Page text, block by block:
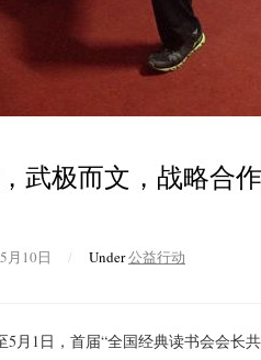
武极而文，战略合
月10日 / Under公益行动
5月1日，首届“全国经典读书会会长